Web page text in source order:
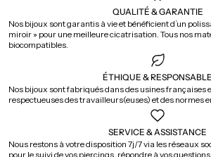
QUALITÉ & GARANTIE
Nos bijoux sont garantis à vie et bénéficient d’un
miroir » pour une meilleure cicatrisation. Tous nos
biocompatibles.
ÉTHIQUE & RESPONSABLE
Nos bijoux sont fabriqués dans des usines françaises
respectueuses des travailleurs(euses) et des normes
SERVICE & ASSISTANCE
Nous restons à votre disposition 7j/7 via les réseaux
pour le suivi de vos piercings, répondre à vos